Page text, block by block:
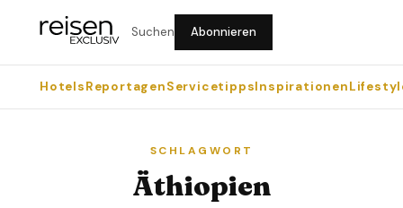
Suchen Abonnieren
HotelsReportagenServicetippsInspirationen
SCHLAGWORT
Äthiopien